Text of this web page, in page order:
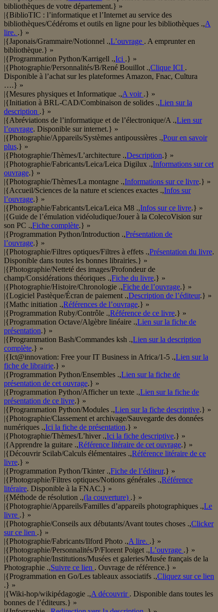
bibliothèques de votre département.} »
|{BiblioTIC : l’informatique et l’Internet au service des
bibliothèques/Cédéroms et outils en ligne pour les bibliothèques .,A
lire. .} »
|{Japonais/Grammaire/Notionnel .,L’ouvrage . A emprunter en
bibliothèque.} »
|{Programmation Python/Karrigell .,Ici .} »
|{Photographie/Personnalités/B/René Bouillot .,Clique ICI .
Disponible à l’achat sur les plateformes Amazon, Fnac, Cultura
….} »
|{Mesures physiques et Informatique .,A voir .} »
|{Initiation à BRL-CAD/Combinaison de solides .,Lien sur la
description .} »
|{Abréviations de l’informatique et de l’électronique/A .,Lien sur
l’ouvrage. Disponible sur internet.} »
|{Photographie/Appareils/Systèmes antipoussières .,Pour en savoir
plus.} »
|{Photographie/Thèmes/L’architecture .,Description.} »
|{Photographie/Fabricants/Leica/Leica Digilux .,Informations sur cet
ouvrage.} »
|{Photographie/Thèmes/La montagne .,Informations sur ce livre.} »
|{Accueil/Sciences de la nature et sciences exactes .,Infos sur
l’ouvrage.} »
|{Photographie/Fabricants/Leica/Leica M8 .,Infos sur ce livre.} »
|{Guide de l’émulation vidéoludique/Jouer à la ColecoVision sur
son PC .,Fiche complète.} »
|{Programmation Python/Introduction .,Présentation de
l’ouvrage.} »
|{Photographie/Filtres optiques/Filtres à effets .,Présentation du livre.
Disponible dans toutes les bonnes librairies.} »
|{Photographie/Netteté des images/Profondeur de
champ/Considérations théoriques .,Fiche du livre.} »
|{Photographie/Histoire/Chronologie .,Fiche de l’ouvrage.} »
|{Logiciel Pastèque/Écran de paiement .,Description de l’éditeur.} »
|{Mathc initiation .,Références de l’ouvrage.} »
|{Programmation Ruby/Contrôle .,Référence de ce livre.} »
|{Programmation Octave/Algèbre linéaire .,Lien sur la fiche de
présentation.} »
|{Programmation Bash/Commandes ksh .,Lien sur la description
complète.} »
|{Ict@innovation: Free your IT Business in Africa/1-5 .,Lien sur la
fiche de librairie.} »
|{Programmation Python/Ensembles .,Lien sur la fiche de
présentation de cet ouvrage.} »
|{Programmation Python/Afficher un texte .,Lien sur la fiche de
présentation de ce livre.} »
|{Programmation Python/Modules .,Lien sur la fiche descriptive.} »
|{Photographie/Classement et archivage/Sauvegarde des données
numériques .,Ici la fiche de présentation.} »
|{Photographie/Thèmes/L’hiver .,Ici la fiche descriptive.} »
|{Apprendre la guitare .,Référence litéraire de cet ouvrage.} »
|{Découvrir Scilab/Calculs élémentaires .,Référence litéraire de ce
livre.} »
|{Programmation Python/Tkinter .,Fiche de l’éditeur.} »
|{Photographie/Filtres optiques/Notions générales .,Référence
litéraire. Disponible à la FNAC.} »
|{Méthode de résolution .,(la couverture) .} »
|{Photographie/Appareils/Familles d’appareils photographiques .,Le
livre .} »
|{Photographie/Conseils aux débutants/Avant toutes choses .,Clicker
sur ce lien .} »
|{Photographie/Fabricants/Ilford Photo .,A lire. .} »
|{Photographie/Personnalités/P/Florent Poiget .,L’ouvrage .} »
|{Photographie/Institutions/Musées et galeries/Musée français de la
Photographie .,Suivre ce lien . Ouvrage de référence.} »
|{Programmation en Go/Les tableaux associatifs .,Cliquez sur ce lien
.} »
|{Wiki-hop/wikipédagogie .,A découvrir . Disponible dans toutes les
bonnes de l’éditeurs.} »